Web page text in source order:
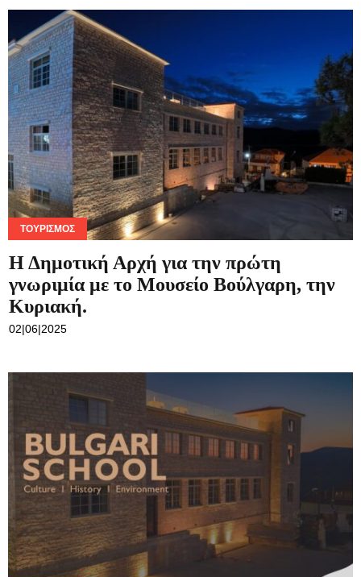
ΤΟΥΡΙΣΜΌΣ
Η Δημοτική Αρχή για την πρώτη
γνωριμία με το Μουσείο Βούλγαρη, την
Κυριακή.
02|06|2025